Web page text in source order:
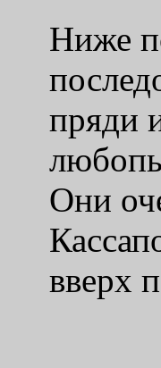
Ниже
пряди
Они
вверх